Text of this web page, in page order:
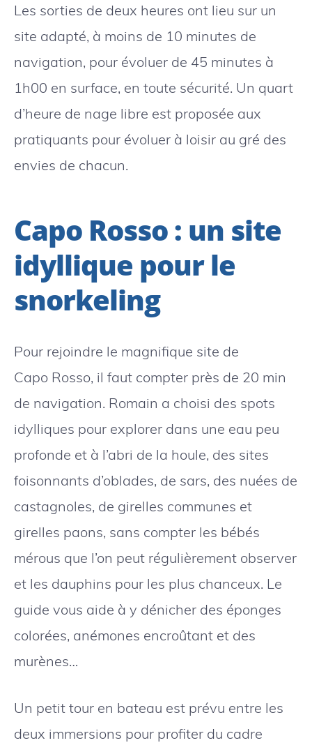
Les sorties de deux heures ont lieu sur un
site adapté, à moins de 10 minutes de
navigation, pour évoluer de 45 minutes à
1h00 en surface, en toute sécurité. Un quart
d’heure de nage libre est proposée aux
pratiquants pour évoluer à loisir au gré des
envies de chacun.
Capo Rosso : un site
idyllique pour le
snorkeling
Pour rejoindre le magnifique site de
Capo Rosso, il faut compter près de 20 min
de navigation. Romain a choisi des spots
idylliques pour explorer dans une eau peu
profonde et à l’abri de la houle, des sites
foisonnants d’oblades, de sars, des nuées de
castagnoles, de girelles communes et
girelles paons, sans compter les bébés
mérous que l’on peut régulièrement observer
et les dauphins pour les plus chanceux. Le
guide vous aide à y dénicher des éponges
colorées, anémones encroûtant et des
murènes…
Un petit tour en bateau est prévu entre les
deux immersions pour profiter du cadre